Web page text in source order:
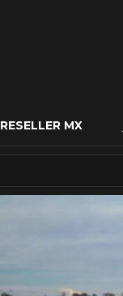
RESELLER MX